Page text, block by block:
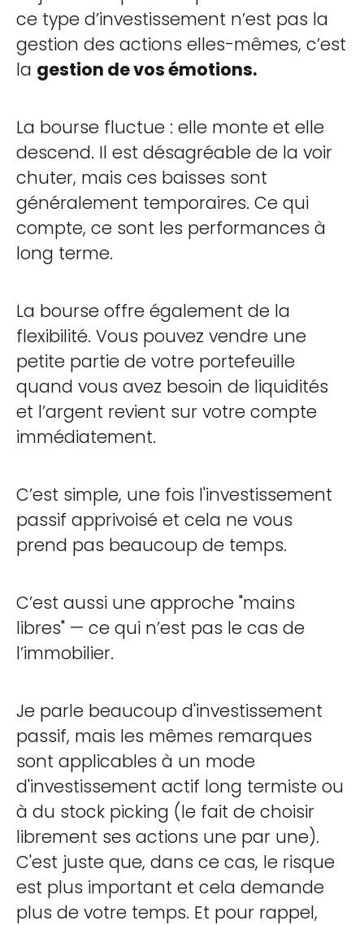
ce type d’investissement n’est pas la
gestion des actions elles-mêmes, c’est
la gestion de vos émotions.
La bourse fluctue : elle monte et elle
descend. Il est désagréable de la voir
chuter, mais ces baisses sont
généralement temporaires. Ce qui
compte, ce sont les performances à
long terme.
La bourse offre également de la
flexibilité. Vous pouvez vendre une
petite partie de votre portefeuille
quand vous avez besoin de liquidités
et l’argent revient sur votre compte
immédiatement.
C’est simple, une fois l'investissement
passif apprivoisé et cela ne vous
prend pas beaucoup de temps.
C’est aussi une approche "mains
libres" — ce qui n’est pas le cas de
l’immobilier.
Je parle beaucoup d'investissement
passif, mais les mêmes remarques
sont applicables à un mode
d'investissement actif long termiste ou
à du stock picking (le fait de choisir
librement ses actions une par une).
C'est juste que, dans ce cas, le risque
est plus important et cela demande
plus de votre temps. Et pour rappel,